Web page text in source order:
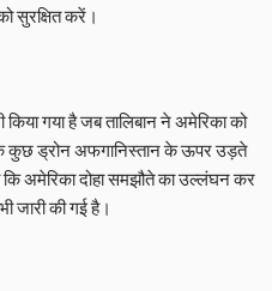
सुरक्षित करें।
गया है जब तालिबान ने अमेरिका को
कुछ ड्रोन अफगानिस्तान के ऊपर उड़ते
कि अमेरिका दोहा समझौते का उल्लंघन कर
जारी की गई है।